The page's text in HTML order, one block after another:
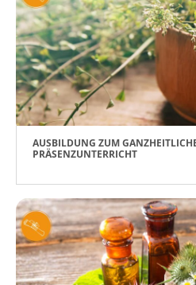
AUSBILDUNG ZUM
PRÄSENZUNTERRICHT